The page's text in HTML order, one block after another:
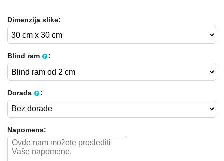
Dimenzija slike:
Blind ram :
Dorada :
Napomena: